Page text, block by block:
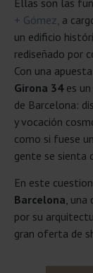
+ Gómez, a
un edificio
rediseñado por
Con una
Girona 34es un
de Barcelona:
y vocación
como si fuese
gente se sienta
En este
Barcelona, una
por su
gran oferta de